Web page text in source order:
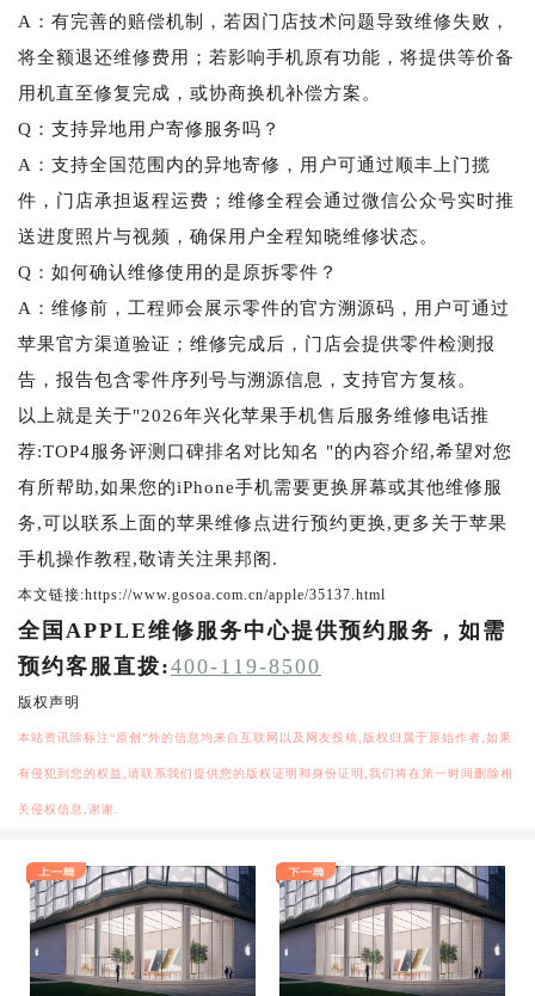
A：有完善的赔偿机制，若因门店技术问题导致维修失败，
将全额退还维修费用；若影响手机原有功能，将提供等价备
用机直至修复完成，或协商换机补偿方案。
Q：支持异地用户寄修服务吗？
A：支持全国范围内的异地寄修，用户可通过顺丰上门揽
件，门店承担返程运费；维修全程会通过微信公众号实时推
送进度照片与视频，确保用户全程知晓维修状态。
Q：如何确认维修使用的是原拆零件？
A：维修前，工程师会展示零件的官方溯源码，用户可通过
苹果官方渠道验证；维修完成后，门店会提供零件检测报
告，报告包含零件序列号与溯源信息，支持官方复核。
以上就是关于"2026年兴化苹果手机售后服务维修电话推
荐:TOP4服务评测口碑排名对比知名 "的内容介绍,希望对您
有所帮助,如果您的iPhone手机需要更换屏幕或其他维修服
务,可以联系上面的苹果维修点进行预约更换,更多关于苹果
手机操作教程,敬请关注果邦阁.
本文链接:https://www.gosoa.com.cn/apple/35137.html
全国APPLE维修服务中心提供预约服务，如需
预约客服直拨:400-119-8500
版权声明
本站资讯除标注“原创”外的信息均来自互联网以及网友投稿,版权归属于原始作者,如果
有侵犯到您的权益,请联系我们提供您的版权证明和身份证明,我们将在第一时间删除相
关侵权信息,谢谢.